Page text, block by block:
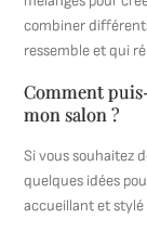
combiner
ressemble et qui
Comment
mon salon ?
Si vous souhaitez
quelques idées
accueillant et stylé